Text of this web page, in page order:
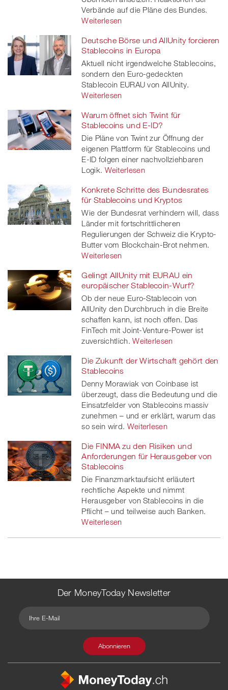
Verbände auf die Pläne des Bundes.
Weiterlesen
Deutsche Börse und AllUnity forcieren
Stablecoins in Europa
Aktuell nicht irgendwelche Stablecoins,
sondern den Euro-gedeckten
Stablecoin EURAU von AllUnity.
Weiterlesen
Warum öffnet sich Twint für
Stablecoins und E-ID?
Die Pläne von Twint zur Öffnung der
eigenen Plattform für Stablecoins und
E-ID folgen einer nachvollziehbaren
Logik. Weiterlesen
Konkrete Schritte des Bundesrates
für Stablecoins und Kryptos
Wie der Bundesrat verhindern will, dass
Länder mit fortschrittlicheren
Regulierungen der Schweiz die Krypto-
Butter vom Blockchain-Brot nehmen.
Weiterlesen
Gelingt AllUnity mit EURAU ein
europäischer Stablecoin-Wurf?
Ob der neue Euro-Stablecoin von
AllUnity den Durchbruch in die Breite
schaffen kann, ist noch offen. Das
FinTech mit Joint-Venture-Power ist
zuversichtlich. Weiterlesen
Die Zukunft der Wirtschaft gehört den
Stablecoins
Denny Morawiak von Coinbase ist
überzeugt, dass die Bedeutung und die
Einsatzfelder von Stablecoins massiv
zunehmen – und er erklärt, warum das
so sein wird. Weiterlesen
Die FINMA zu den Risiken und
Anforderungen für Herausgeber von
Stablecoins
Die Finanzmarktaufsicht erläutert
rechtliche Aspekte und nimmt
Herausgeber von Stablecoins in die
Pflicht – und teilweise auch Banken.
Weiterlesen
Der MoneyToday Newsletter